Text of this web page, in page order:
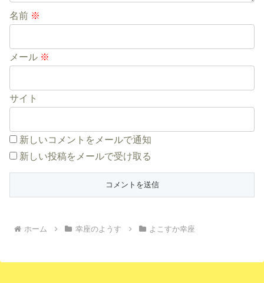
名前 ※
メール ※
サイト
新しいコメントをメールで通知
新しい投稿をメールで受け取る
ホーム 幸座のようす よこすか幸座